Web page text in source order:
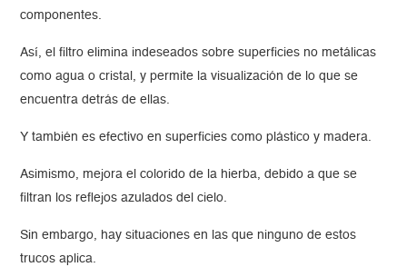
componentes.
Así, el filtro elimina indeseados sobre superficies no metálicas
como agua o cristal, y permite la visualización de lo que se
encuentra detrás de ellas.
Y también es efectivo en superficies como plástico y madera.
Asimismo, mejora el colorido de la hierba, debido a que se
filtran los reflejos azulados del cielo.
Sin embargo, hay situaciones en las que ninguno de estos
trucos aplica.